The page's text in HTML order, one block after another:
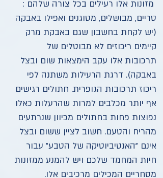
מזונות אלו רעילים בכל צורה שלהם :
טריים, מבושלים, מטוגנים ואפילו באבקה
(יש לקחת בחשבון שגם באבקת מרק
קיימים ריכוזים לא מבוטלים של
תרכובות אלו עקב הימצאות שום ובצל
באבקה). דרגת הרעילות משתנה לפי
ריכוז תרכובות הגופרית. חתולים רגישים
אף יותר מכלבים למרות שהרעלות כאלו
נפוצות פחות בחתולים מכיוון שנרתעים
מהריח והטעם. חשוב לציין ששום ובצל
אינם "האנטיביוטיקה של הטבע" עבור
חיות המחמד שלכם ויש להמנע ממזונות
מסחריים המכילים מרכיבים אלו.